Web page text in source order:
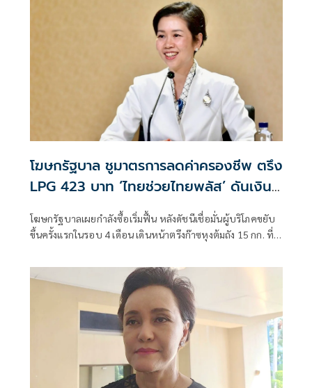
นายกรัฐมนตรีจะเดินทางมาเปิดงานอย่างเป็นทางการ ในวัน
โฆษกรัฐบาล ชูมาตรการลดค่าครองชีพ ตรึง
LPG 423 บาท ‘ไทยช่วยไทยพลัส’ ดันเงิน
โฆษกรัฐบาลเผยกำลังซื้อเริ่มฟื้น หลังดัชนีเชื่อมั่นผู้บริโภคขยับ
ขึ้นครั้งแรกในรอบ 4 เดือน เดินหน้าตรึงก๊าซหุงต้มถัง 15 กก. ที่
พร้อมจับตาฐานะกองทุนน้ำมันฯ ติดลบกว่า 7.1 หมื่นล้านบาท